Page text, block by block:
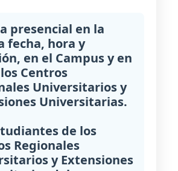
presencial en la
fecha, hora y
en el Campus y en
Centros
Universitarios y
Universitarias.
de los
Regionales
y Extensiones